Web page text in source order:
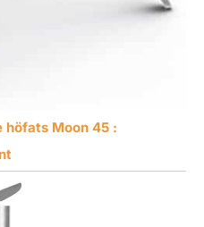
höfats Moon 45 :